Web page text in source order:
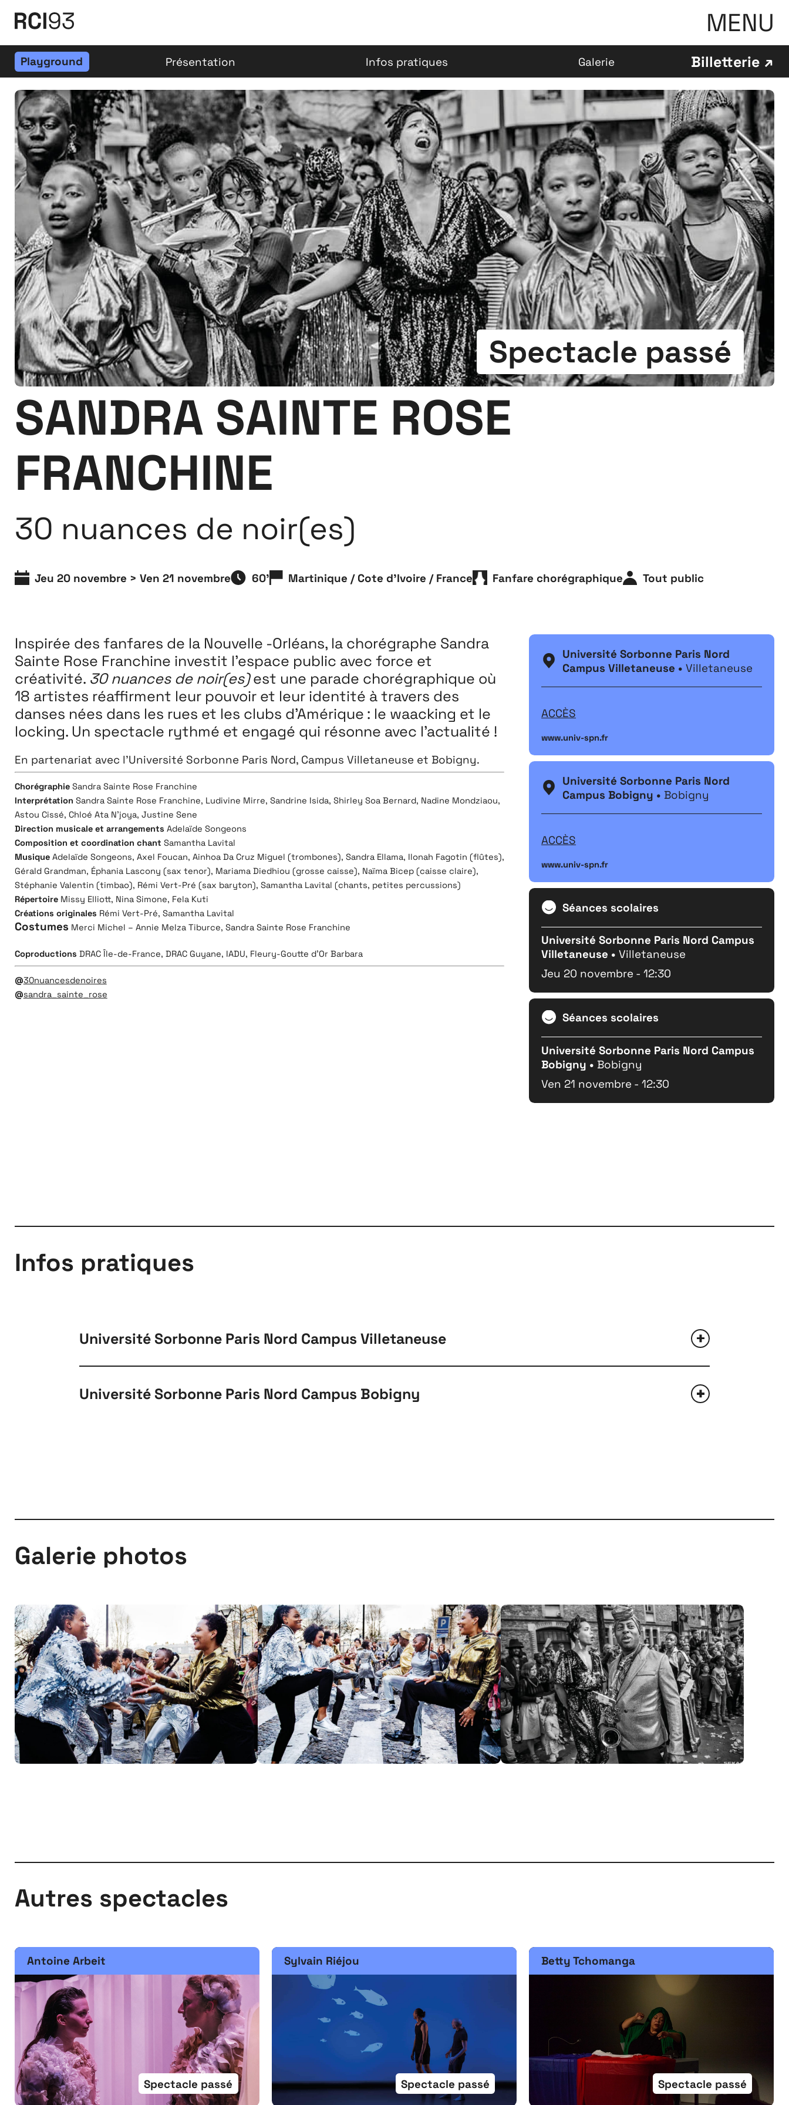
MENU
Extensions
26 JUILLET ↘ 5 SEPTEMBRE
Playground
26
3 ↘ 29 NOVEMBRE 11 MAI ↘ 13 JUIN
À propos Projets Contact Recrutement
Playground Présentation Infos pratiques Galerie Billetterie
Spectacle passé
SANDRA SAINTE ROSE
FRANCHINE
30 nuances de noir(es)
Jeu 20 novembre > Ven 21 novembre 60' Martinique / Cote d'Ivoire / France Fanfare chorégraphique Tout public
Inspirée des fanfares de la Nouvelle -Orléans, la chorégraphe Sandra
Sainte Rose Franchine investit l’espace public avec force et
créativité. 30 nuances de noir(es)est une parade chorégraphique où
18 artistes réaffirment leur pouvoir et leur identité à travers des
danses nées dans les rues et les clubs d’Amérique : le waacking et le
locking. Un spectacle rythmé et engagé qui résonne avec l’actualité !
En partenariat avec l’Université Sorbonne Paris Nord, Campus Villetaneuse et Bobigny.
ChorégraphieSandra Sainte Rose Franchine
Interprétation Sandra Sainte Rose Franchine, Ludivine Mirre, Sandrine Isida, Shirley Soa Bernard, Nadine Mondziaou,
Astou Cissé, Chloé Ata N’joya, Justine Sene
Direction musicale et arrangements Adelaïde Songeons
Composition et coordination chant Samantha Lavital
MusiqueAdelaïde Songeons, Axel Foucan, Ainhoa Da Cruz Miguel (trombones), Sandra Ellama, Ilonah Fagotin (flûtes),
Gérald Grandman, Éphania Lascony (sax tenor), Mariama Diedhiou (grosse caisse), Naïma Bicep (caisse claire),
Stéphanie Valentin (timbao), Rémi Vert-Pré (sax baryton), Samantha Lavital (chants, petites percussions)
RépertoireMissy Elliott, Nina Simone, Fela Kuti
Créations originales Rémi Vert-Pré, Samantha Lavital
Costumes Merci Michel – Annie Melza Tiburce, Sandra Sainte Rose Franchine
Coproductions DRAC Île-de-France, DRAC Guyane, IADU, Fleury-Goutte d’Or Barbara
@30nuancesdenoires
@sandra_sainte_rose
Université Sorbonne Paris Nord
Campus Villetaneuse • Villetaneuse
ACCÈS
www.univ-spn.fr
Université Sorbonne Paris Nord
Campus Bobigny • Bobigny
ACCÈS
www.univ-spn.fr
Séances scolaires
Université Sorbonne Paris Nord Campus
Villetaneuse •Villetaneuse
Jeu 20 novembre - 12:30
Séances scolaires
Université Sorbonne Paris Nord Campus
Bobigny •Bobigny
Ven 21 novembre - 12:30
Infos pratiques
Université Sorbonne Paris Nord Campus Villetaneuse
Université Sorbonne Paris Nord Campus Bobigny
Métro 5
Galerie photos
Autres spectacles
Spectacle passé
Antoine Arbeit
Spectacle passé
Sylvain Riéjou
Spectacle passé
Betty Tchomanga